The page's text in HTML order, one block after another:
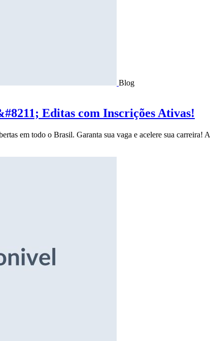
Blog
Editas com Inscrições Ativas!
em todo o Brasil. Garanta sua vaga e acelere sua carreira!